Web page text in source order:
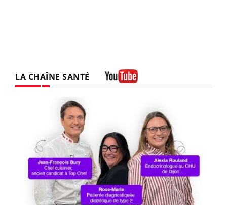
LA CHAÎNE SANTÉ